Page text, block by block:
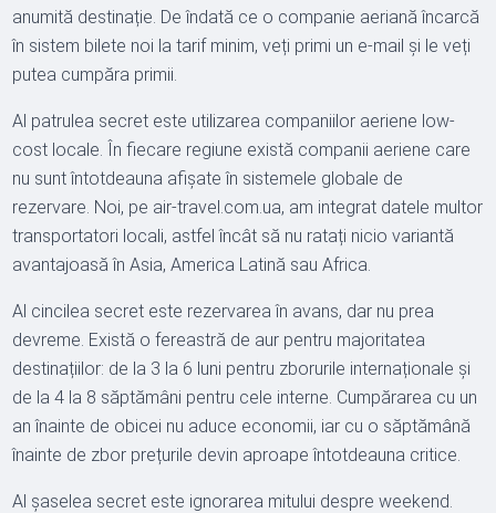
anumită destinație. De îndată ce o companie aeriană încarcă
în sistem bilete noi la tarif minim, veți primi un e-mail și le veți
putea cumpăra primii.
Al patrulea secret este utilizarea companiilor aeriene low-
cost locale. În fiecare regiune există companii aeriene care
nu sunt întotdeauna afișate în sistemele globale de
rezervare. Noi, pe air-travel.com.ua, am integrat datele multor
transportatori locali, astfel încât să nu ratați nicio variantă
avantajoasă în Asia, America Latină sau Africa.
Al cincilea secret este rezervarea în avans, dar nu prea
devreme. Există o fereastră de aur pentru majoritatea
destinațiilor: de la 3 la 6 luni pentru zborurile internaționale și
de la 4 la 8 săptămâni pentru cele interne. Cumpărarea cu un
an înainte de obicei nu aduce economii, iar cu o săptămână
înainte de zbor prețurile devin aproape întotdeauna critice.
Al șaselea secret este ignorarea mitului despre weekend.